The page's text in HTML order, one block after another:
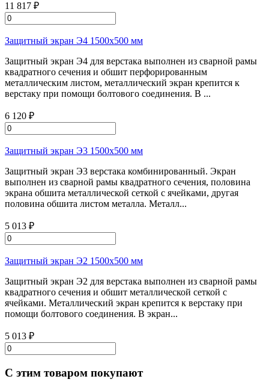
11 817 ₽
Защитный экран Э4 1500х500 мм
Защитный экран Э4 для верстака выполнен из сварной рамы
квадратного сечения и обшит перфорированным
металлическим листом, металлический экран крепится к
верстаку при помощи болтового соединения. В ...
6 120 ₽
Защитный экран Э3 1500х500 мм
Защитный экран Э3 верстака комбинированный. Экран
выполнен из сварной рамы квадратного сечения, половина
экрана обшита металлической сеткой с ячейками, другая
половина обшита листом металла. Металл...
5 013 ₽
Защитный экран Э2 1500х500 мм
Защитный экран Э2 для верстака выполнен из сварной рамы
квадратного сечения и обшит металлической сеткой с
ячейками. Металлический экран крепится к верстаку при
помощи болтового соединения. В экран...
5 013 ₽
С этим товаром покупают